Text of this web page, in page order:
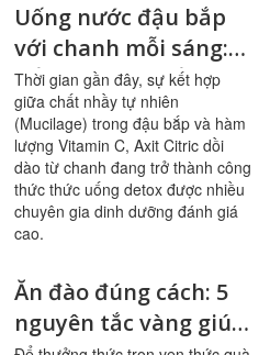
Uống nước đậu bắp
với chanh mỗi sáng:
bổ mạch máu, ổn
đường huyết
Thời gian gần đây, sự kết hợp
giữa chất nhầy tự nhiên
(Mucilage) trong đậu bắp và hàm
lượng Vitamin C, Axit Citric dồi
dào từ chanh đang trở thành công
thức thức uống detox được nhiều
chuyên gia dinh dưỡng đánh giá
cao.
Ăn đào đúng cách: 5
nguyên tắc vàng giúp